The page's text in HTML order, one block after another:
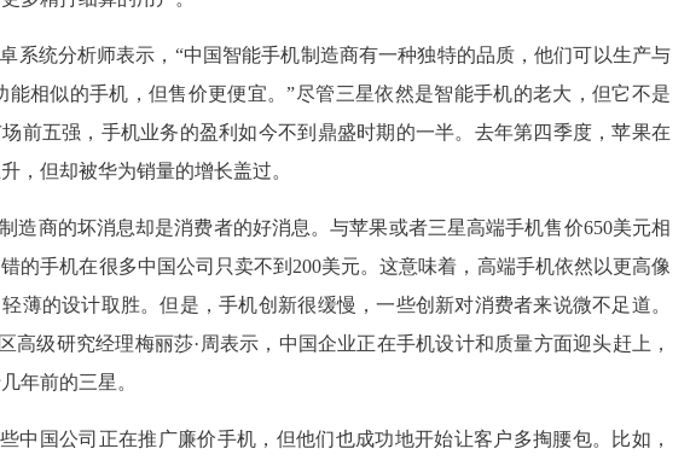
系统分析师表示，“中国智能手机制造商有一种独特的品质，他们可以生产与
能相似的手机，但售价更便宜。”尽管三星依然是智能手机的老大，但它不是
前五强，手机业务的盈利如今不到鼎盛时期的一半。去年第四季度，苹果在
，但却被华为销量的增长盖过。
造商的坏消息却是消费者的好消息。与苹果或者三星高端手机售价650美元相
的手机在很多中国公司只卖不到200美元。这意味着，高端手机依然以更高像
薄的设计取胜。但是，手机创新很缓慢，一些创新对消费者来说微不足道。
高级研究经理梅丽莎·周表示，中国企业正在手机设计和质量方面迎头赶上，
年前的三星。
中国公司正在推广廉价手机，但他们也成功地开始让客户多掏腰包。比如，